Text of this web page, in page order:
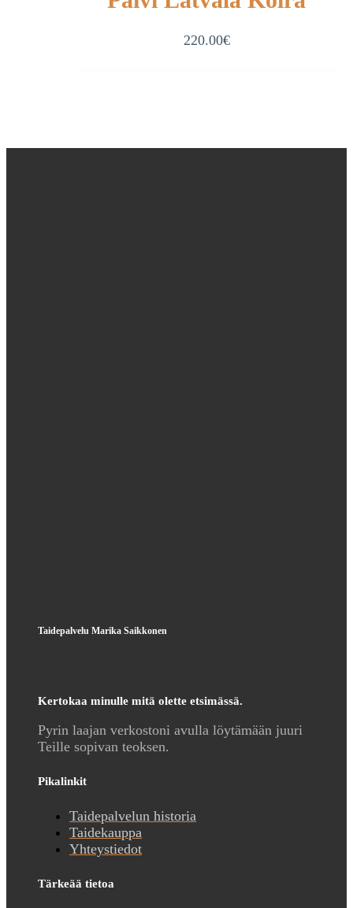
220.00€
Taidepalvelu Marika Saikkonen
Kertokaa minulle mitä olette etsimässä.
Pyrin laajan verkostoni avulla löytämään juuri
Teille sopivan teoksen.
Pikalinkit
Taidepalvelun historia
Taidekauppa
Yhteystiedot
Tärkeää tietoa